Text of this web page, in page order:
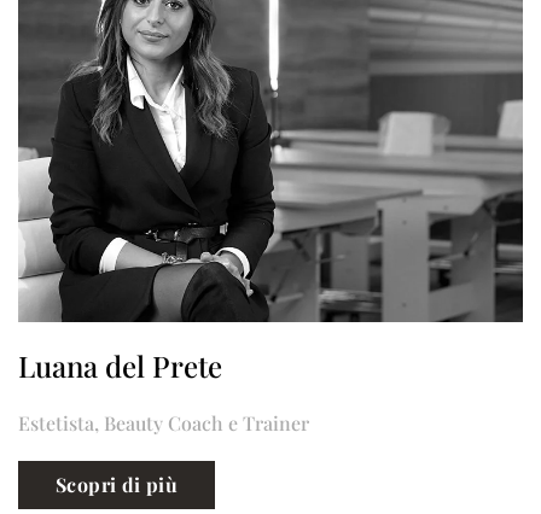
Luana del Prete
Estetista, Beauty Coach e Trainer
Scopri di più